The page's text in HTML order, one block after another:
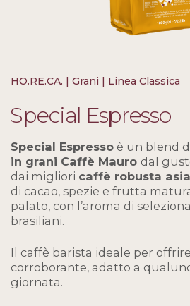
HO.RE.CA. | Grani | Linea Classica
Special Espresso
Special Espresso è un blend
in grani Caffè Mauro dal
dai migliori caffè robusta
di cacao, spezie e frutta
palato, con l’aroma di
brasiliani.
Il caffè barista ideale per
corroborante, adatto a
giornata.